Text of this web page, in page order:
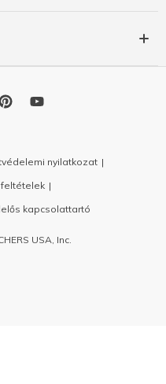
nyilatkozat
kapcsolattartó
USA, Inc.